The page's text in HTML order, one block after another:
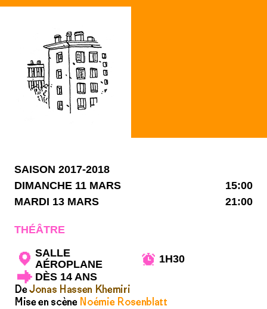
SAISON 2017-2018
DIMANCHE 11 MARS
15:00
MARDI 13 MARS
21:00
THÉÂTRE
SALLE
AÉROPLANE
1H30
DÈS 14 ANS
DeJonas Hassen Khemiri
Mise en scène Noémie Rosenblatt